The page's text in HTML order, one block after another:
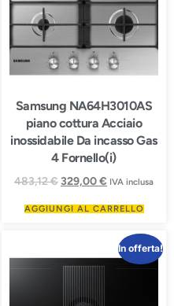
Samsung NA64H3010AS
piano cottura Acciaio
inossidabile Da incasso Gas
4 Fornello(i)
483,12€329,00€ IVA inclusa
AGGIUNGI AL CARRELLO
In offerta!